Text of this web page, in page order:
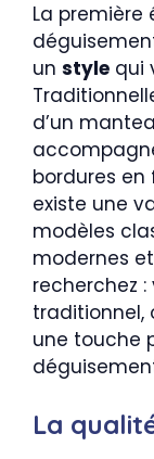
La première
un style qui
d’un
bordures en
existe une
modèles
modernes
recherchez
traditionnel,
une touche
La